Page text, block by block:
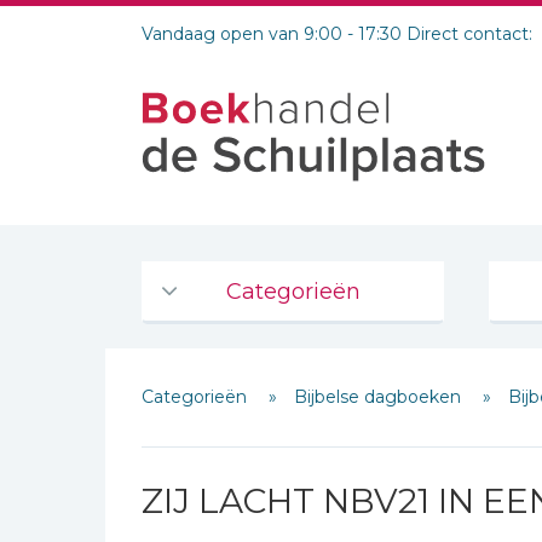
Vandaag open van 9:00 - 17:30 Direct contact:
Categorieën
De Bijbel
Bijbelse Dagboeken 2026
Bijbelstudie groepen
Categorieën Bijbelse dagboeken
ZIJ LACHT NBV21 IN